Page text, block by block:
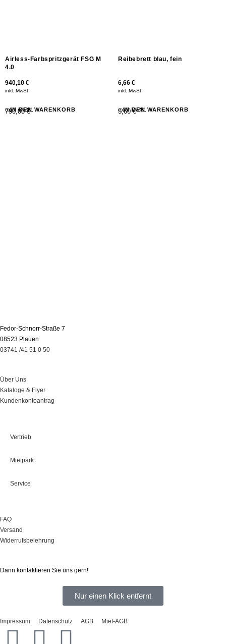
Airless-Farbspritzgerät FSG M
4.0
940,10 €
inkl. MwSt.
790,00 €
exkl. MwSt.
IN DEN WARENKORB
Reibebrett blau, fein
6,66 €
inkl. MwSt.
5,60 €
exkl. MwSt.
IN DEN WARENKORB
Fedor-Schnorr-Straße 7
08523 Plauen
03741 /41 51 0 50
Über Uns
Kataloge & Flyer
Kundenkontoantrag
Vertrieb
Mietpark
Service
FAQ
Versand
Widerrufsbelehrung
Dann kontaktieren Sie uns gern!
Nur einen Klick entfernt
Impressum Datenschutz AGB Miet-AGB